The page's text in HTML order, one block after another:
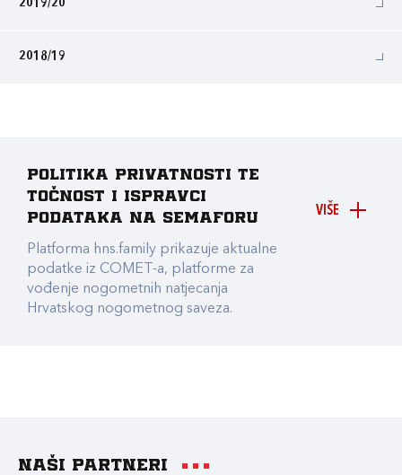
2019/20
2018/19
VIŠE
Politika privatnosti te
točnost i ispravci
podataka na Semaforu
Platforma hns.family prikazuje aktualne
podatke iz COMET-a, platforme za
vođenje nogometnih natjecanja
Hrvatskog nogometnog saveza.
Naši partneri